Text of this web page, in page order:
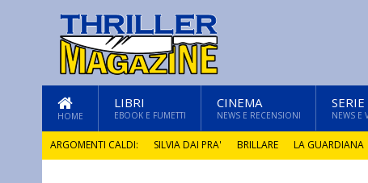
HOME
LIBRI
EBOOK E FUMETTI
CINEMA
NEWS E RECENSIONI NEWS E
ARGOMENTI CALDI: SILVIA DAI PRA' BRILLARE LA GUARDIANA